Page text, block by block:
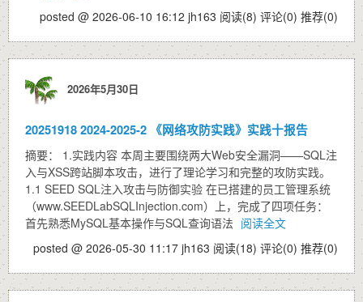
posted @ 2026-06-10 16:12 jh163 阅读(8) 评论(0) 推荐(0)
2026年5月30日
20251918 2024-2025-2 《网络攻防实践》实践十报告
摘要： 1.实践内容 本周主要围绕两大Web安全漏洞——SQL注
入与XSS跨站脚本攻击，进行了理论学习和完整的攻防实践。
1.1 SEED SQL注入攻击与防御实验 在已搭建的员工管理系统
（www.SEEDLabSQLInjection.com）上，完成了四项任务：
首先熟悉MySQL基本操作与SQL查询语法 阅读全文
posted @ 2026-05-30 11:17 jh163 阅读(18) 评论(0) 推荐(0)